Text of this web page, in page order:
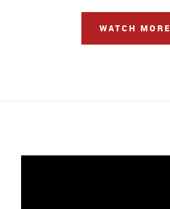
WATCH MORE